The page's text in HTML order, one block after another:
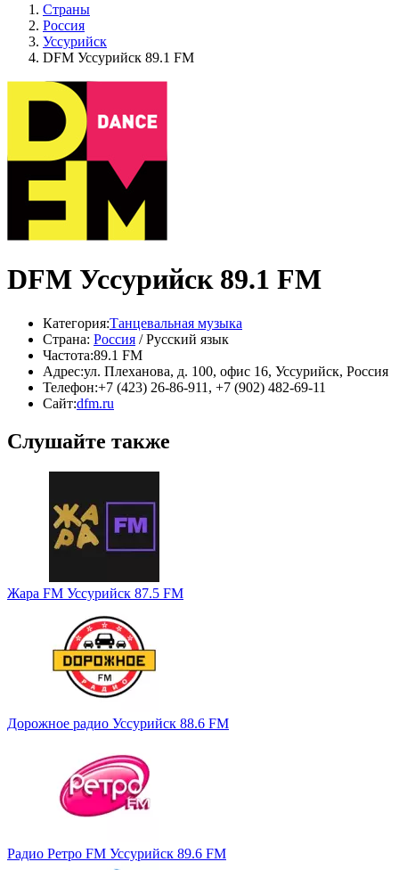
Страны
Россия
Уссурийск
DFM Уссурийск 89.1 FM
DFM Уссурийск 89.1 FM
Категория:Танцевальная музыка
Страна: Россия / Русский язык
Частота:89.1 FM
Адрес:ул. Плеханова, д. 100, офис 16, Уссурийск, Россия
Телефон:+7 (423) 26-86-911, +7 (902) 482-69-11
Сайт:dfm.ru
Слушайте также
Жара FM Уссурийск 87.5 FM
Дорожное радио Уссурийск 88.6 FM
Радио Ретро FM Уссурийск 89.6 FM